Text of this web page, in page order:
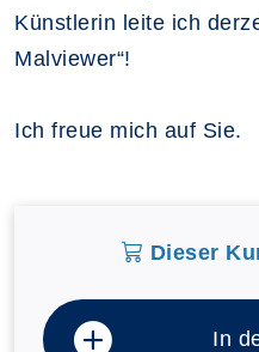
Künstlerin leite ich
Malviewer“!
Ich freue mich auf Sie.
Dieser
In